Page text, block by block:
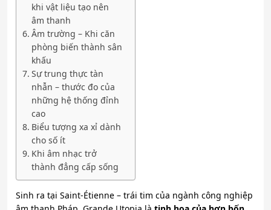
khi vật liệu tạo nên
âm thanh
Âm trường – Khi căn
phòng biến thành sân
khấu
Sự trung thực tàn
nhẫn – thước đo của
những hệ thống đỉnh
cao
Biểu tượng xa xỉ dành
cho số ít
Khi âm nhạc trở
thành đẳng cấp sống
Sinh ra tại Saint-Étienne – trái tim của ngành công nghiệp